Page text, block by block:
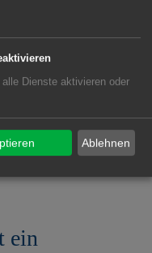
mit einer
mit der
des
Leitung von
ein
Dienste aktivieren oder
Ablehnen